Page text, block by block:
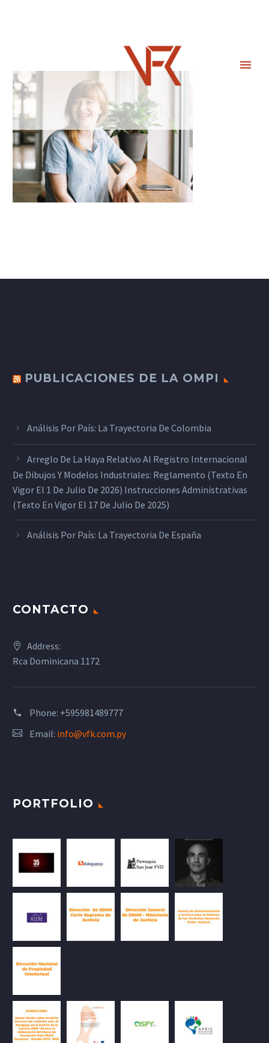
PUBLICACIONES DE LA OMPI
Análisis Por País: La Trayectoria De Colombia
Arreglo De La Haya Relativo Al Registro Internacional
De Dibujos Y Modelos Industriales: Reglamento (texto En
Vigor El 1 De Julio De 2026) Instrucciones Administrativas
(texto En Vigor El 17 De Julio De 2025)
Análisis Por País: La Trayectoria De España
CONTACTO
Address:
Rca Dominicana 1172
Phone: +595981489777
Email: info@vfk.com.py
PORTFOLIO